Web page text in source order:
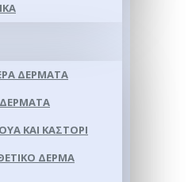
ΔΈΡΜΑΤΑ
ΔΈΡΜΑΤΑ
ΚΑΙ ΚΑΣΤΌΡΙ
ΔΈΡΜΑ